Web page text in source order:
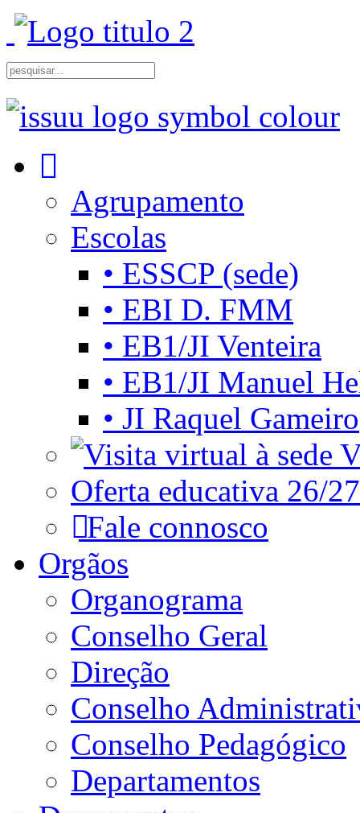
Agrupamento
Escolas
• ESSCP (sede)
• EBI D. FMM
• EB1/JI Venteira
• EB1/JI Manuel
• JI Raquel Gameiro
Oferta educativa 26/27
Fale connosco
Orgãos
Organograma
Conselho Geral
Direção
Conselho
Conselho Pedagógico
Departamentos